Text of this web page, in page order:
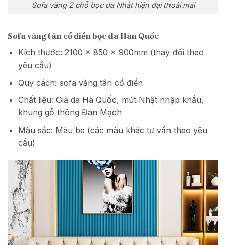
Sofa văng 2 chỗ bọc da Nhật hiện đại thoải mái
Sofa văng tân cổ điển bọc da Hàn Quốc
Kích thước: 2100 x 850 x 900mm (thay đổi theo
yêu cầu)
Quy cách: sofa văng tân cổ điển
Chất liệu: Giả da Hà Quốc, mút Nhật nhập khẩu,
khung gỗ thông Đan Mạch
Màu sắc: Màu be (các màu khác tư vấn theo yêu
cầu)